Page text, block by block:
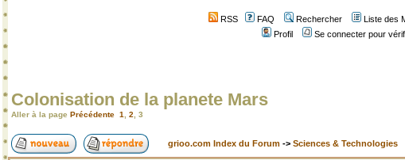
RSS FAQ Rechercher Liste des
Profil
Se connecter pour
Colonisation de la planete Mars
Aller à la page Précédente 1 2 3
grioo.com Index du Forum -> Sciences & Technologies